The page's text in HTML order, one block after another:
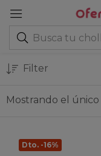
Mostrando el
Filter
Dto. -16%